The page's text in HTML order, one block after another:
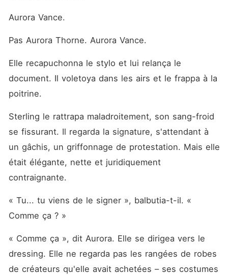
Aurora Vance.
Pas Aurora Thorne. Aurora Vance.
Elle recapuchonna le stylo et lui relança le
document. Il voletoya dans les airs et le frappa à la
poitrine.
Sterling le rattrapa maladroitement, son sang-froid
se fissurant. Il regarda la signature, s'attendant à
un gâchis, un griffonnage de protestation. Mais elle
était élégante, nette et juridiquement
contraignante.
« Tu... tu viens de le signer », balbutia-t-il. «
Comme ça ? »
« Comme ça », dit Aurora. Elle se dirigea vers le
dressing. Elle ne regarda pas les rangées de robes
de créateurs qu'elle avait achetées – ses costumes